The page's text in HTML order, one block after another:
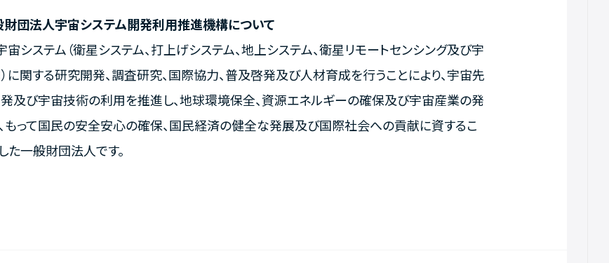
団法人宇宙システム開発利用推進機構について
宙システム（衛星システム、打上げシステム、地上システム、衛星リモートセンシング及び宇
に関する研究開発、調査研究、国際協力、普及啓発及び人材育成を行うことにより、宇宙先
及び宇宙技術の利用を推進し、地球環境保全、資源エネルギーの確保及び宇宙産業の発
もって国民の安全安心の確保、国民経済の健全な発展及び国際社会への貢献に資するこ
た一般財団法人です。